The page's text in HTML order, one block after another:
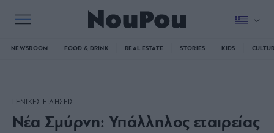
NEWSROOM FOOD & DRINK REAL ESTATE STORIES KIDS
ΓΕΝΙΚΕΣ ΕΙΔΗΣΕΙΣ
Νέα Σμύρνη: Υπάλληλος εταιρείας